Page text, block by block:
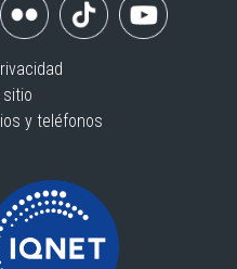
sitio
y teléfonos